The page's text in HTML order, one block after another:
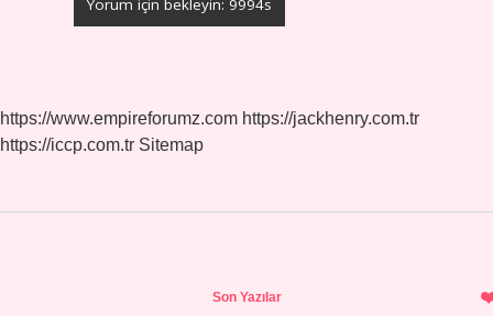
https://www.empireforumz.com https://jackhenry.com.tr
https://iccp.com.tr Sitemap
Son Yazılar